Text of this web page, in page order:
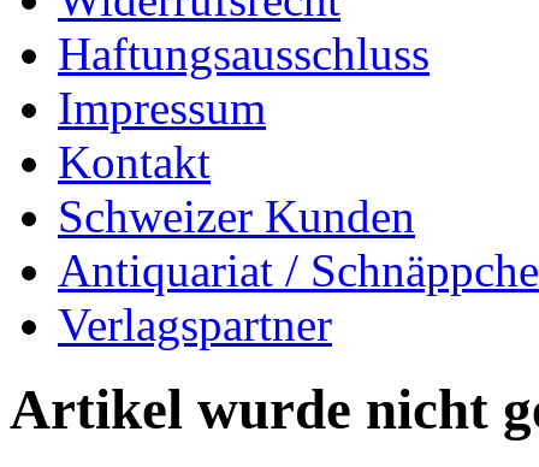
Haftungsausschluss
Impressum
Kontakt
Schweizer Kunden
Antiquariat /
Verlagspartner
Artikel wurde nicht